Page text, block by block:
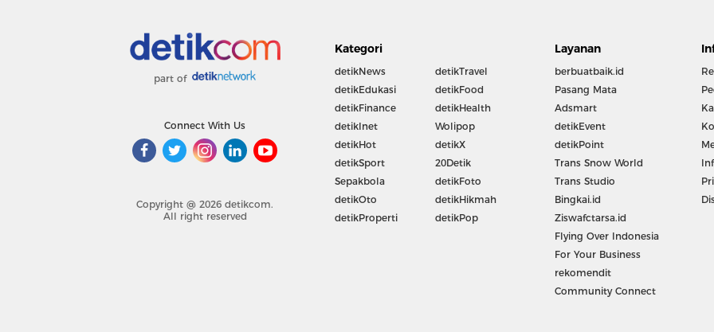
part of
Connect With Us
Copyright @ 2026 detikcom.
All right reserved
Kategori
detikNews
detikEdukasi
detikFinance
detikInet
detikHot
detikSport
Sepakbola
detikOto
detikProperti
detikTravel
detikFood
detikHealth
Wolipop
detikX
20Detik
detikFoto
detikHikmah
detikPop
Layanan
berbuatbaik.id
Pasang Mata
Adsmart
detikEvent
detikPoint
Trans Snow World
Trans Studio
Bingkai.id
Ziswafctarsa.id
Flying Over Indonesia
For Your Business
rekomendit
Community Connect